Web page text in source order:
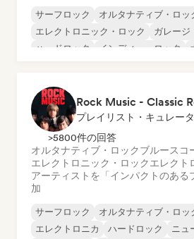
サーフロック オルタナティブ・ロッ
エレクトロニック・ロック
ガレージ
ハードロック
インディー・ロック
プレイリスト・キュレー
>5800件の回答
オルタナティブ・ロックブルース コ
エレクトロニック・ロックエレクト
アーティストを「インパクトのある
加
サーフロック オルタナティブ・ロッ
エレクトロニカ
ハードロック
ニュ